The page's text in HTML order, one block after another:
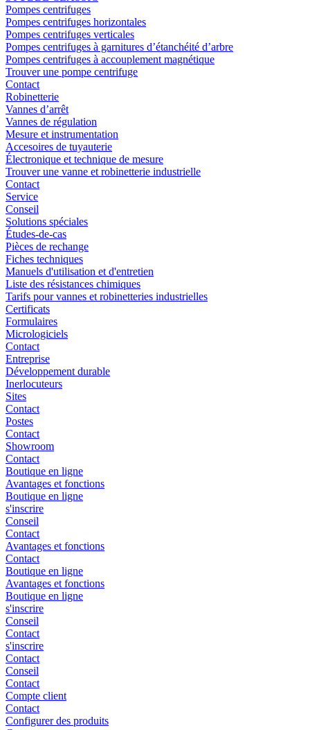
Pompes centrifuges
Pompes centrifuges horizontales
Pompes centrifuges verticales
Pompes centrifuges à garnitures d’étanchéité d’arbre
Pompes centrifuges à accouplement magnétique
Trouver une pompe centrifuge
Contact
Robinetterie
Vannes d’arrêt
Vannes de régulation
Mesure et instrumentation
Accesoires de tuyauterie
Électronique et technique de mesure
Trouver une vanne et robinetterie industrielle
Contact
Service
Conseil
Solutions spéciales
Études-de-cas
Pièces de rechange
Fiches techniques
Manuels d'utilisation et d'entretien
Liste des résistances chimiques
Tarifs pour vannes et robinetteries industrielles
Certificats
Formulaires
Micrologiciels
Contact
Entreprise
Développement durable
Inerlocuteurs
Sites
Contact
Postes
Contact
Showroom
Contact
Boutique en ligne
Avantages et fonctions
Boutique en ligne
s'inscrire
Conseil
Contact
Avantages et fonctions
Contact
Boutique en ligne
Avantages et fonctions
Boutique en ligne
s'inscrire
Conseil
Contact
s'inscrire
Contact
Conseil
Contact
Compte client
Contact
Configurer des produits